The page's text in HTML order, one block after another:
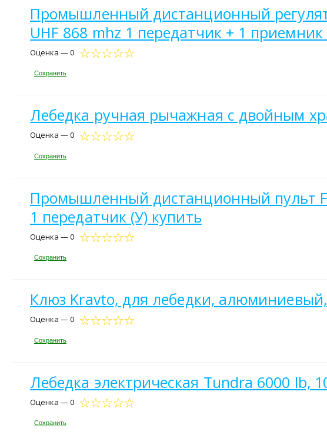
Промышленный дистанционный
UHF 868 mhz 1 передатчик + 1 приемник
Оценка — 0
Сохранить
Лебедка ручная рычажная с двойным
Оценка — 0
Сохранить
Промышленный дистанционный пульт
1 передатчик (У) купить
Оценка — 0
Сохранить
Клюз Kravto, для лебедки,
Оценка — 0
Сохранить
Лебедка электрическая Tundra 6000 lb,
Оценка — 0
Сохранить